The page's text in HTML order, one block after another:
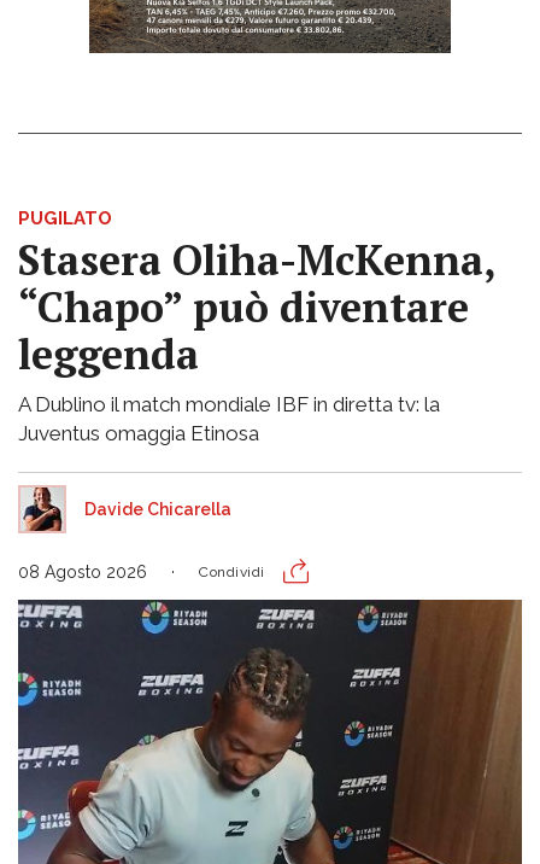
PUGILATO
Stasera Oliha-McKenna,
“Chapo” può diventare
leggenda
A Dublino il match mondiale IBF in diretta tv: la
Juventus omaggia Etinosa
Davide Chicarella
08 Agosto 2026 Condividi